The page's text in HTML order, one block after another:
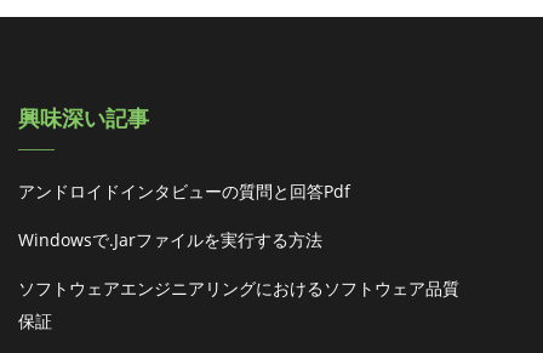
興味深い記事
アンドロイドインタビューの質問と回答pdf
Windowsで.jarファイルを実行する方法
ソフトウェアエンジニアリングにおけるソフトウェア品質
保証